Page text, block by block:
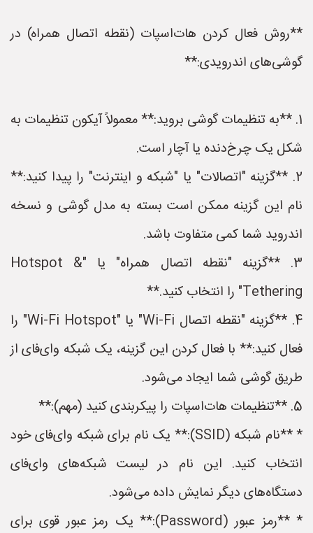
**روش فعال کردن هات‌اسپات (نقطه اتصال همراه) در
گوشی‌های اندرویدی:**
1. **به تنظیمات گوشی بروید:** معمولاً آیکون تنظیمات به
شکل یک چرخ‌دنده یا آچار است.
2. **گزینه "اتصالات" یا "شبکه و اینترنت" را پیدا کنید:**
نام این گزینه ممکن است بسته به مدل گوشی و نسخه
اندروید شما کمی متفاوت باشد.
3. **گزینه "نقطه اتصال همراه" یا "Hotspot &
Tethering" را انتخاب کنید.**
4. **گزینه "نقطه اتصال Wi-Fi" یا "Wi-Fi Hotspot" را
فعال کنید:** با فعال کردن این گزینه، یک شبکه وای‌فای از
طریق گوشی شما ایجاد می‌شود.
5. **تنظیمات هات‌اسپات را پیکربندی کنید (مهم):**
* **نام شبکه (SSID):** یک نام برای شبکه وای‌فای خود
انتخاب کنید. این نام در لیست شبکه‌های وای‌فای
دستگاه‌های دیگر نمایش داده می‌شود.
* **رمز عبور (Password):** یک رمز عبور قوی برای